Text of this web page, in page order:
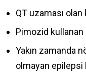
QT uzaması olan
Pimozid kullanan
Yakın zamanda
olmayan epilepsi